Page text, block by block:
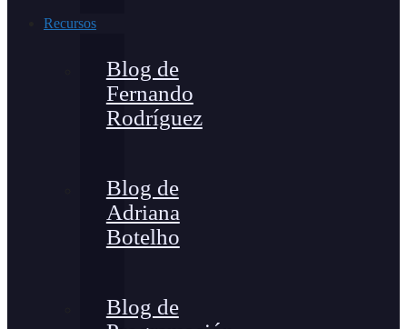
Recursos
Blog de
Fernando
Rodríguez
Blog de
Adriana
Botelho
Blog de